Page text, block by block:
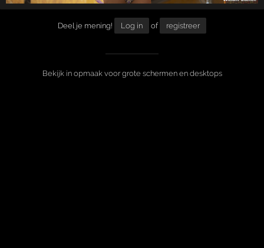
Deel je mening! Log in of registreer
Bekijk in opmaak voor grote schermen en desktops